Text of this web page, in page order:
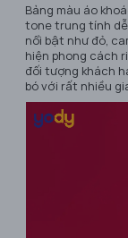
Bảng màu áo
tone trung tính dễ
nổi bật như đỏ,
hiện phong cách
đối tượng khách
bó với rất nhiều